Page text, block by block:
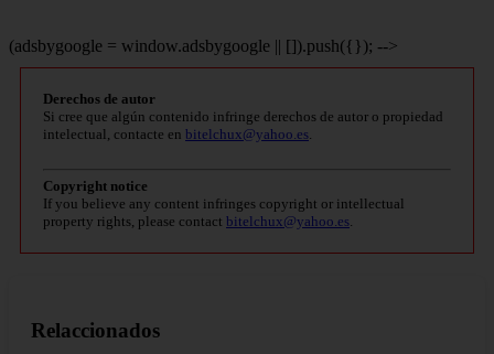
(adsbygoogle = window.adsbygoogle || []).push({}); -->
Derechos de autor
Si cree que algún contenido infringe derechos de autor o propiedad
intelectual, contacte en bitelchux@yahoo.es.
Copyright notice
If you believe any content infringes copyright or intellectual
property rights, please contact bitelchux@yahoo.es.
Relaccionados